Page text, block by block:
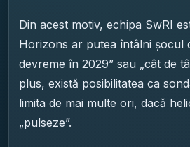
Din acest motiv, echipa SwRI
Horizons ar putea întâlni șocul
devreme în 2029” sau „cât de
plus, există posibilitatea ca
limita de mai multe ori, dacă
„pulseze”.